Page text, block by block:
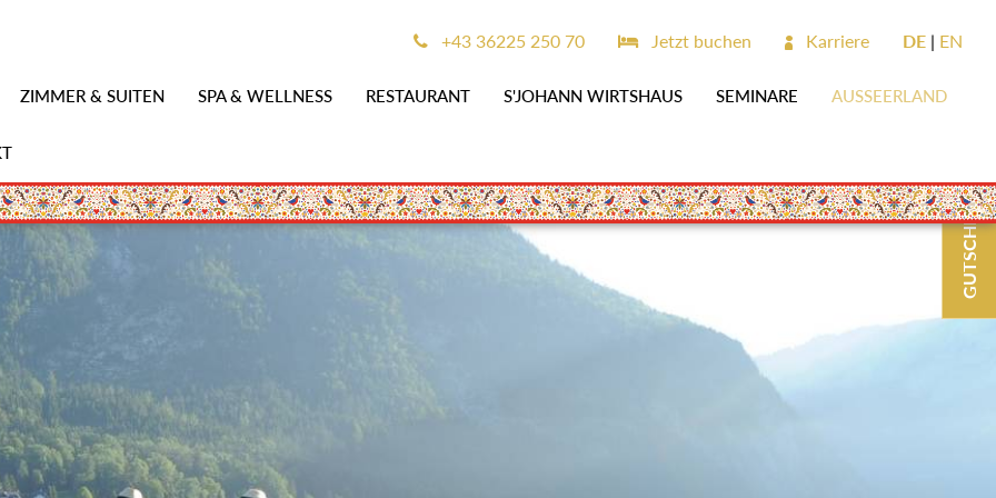
ZIMMER & SUITEN SPA & WELLNESS RESTAURANT S'JOHANN WIRTSHAUS SEMINARE AUSSEERLAND
+43 36225 250 70 Jetzt buchen Karriere DE EN
GUTSCHEINE